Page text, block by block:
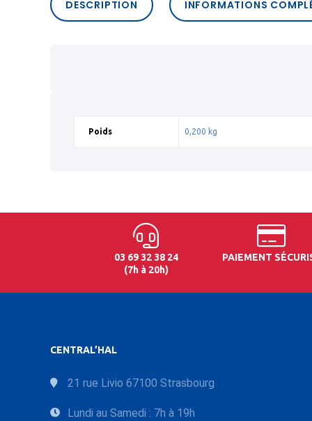
DESCRIPTION INFORMATIONS
Poids 0,200 kg
03 69 32 38 24
(7h à 20h)
PAIEMENT
CENTRAL’HAL
21 rue Livio 67100 Strasbourg
Lundi au Samedi : 7h à 19h